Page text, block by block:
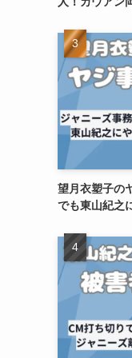
望月衣塑子の
でも東山紀之